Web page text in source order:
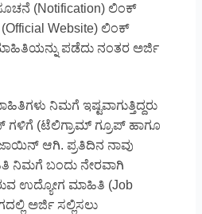
(Notification) ಲಿಂಕ್
Website) ಲಿಂಕ್
ಪಡೆದು ನಂತರ ಅರ್ಜಿ
ನಿಮಗೆ ಇಷ್ಟವಾಗುತ್ತಿದ್ದರು
ಗಳಿಗೆ (ಟೆಲಿಗ್ರಾಮ್ ಗ್ರೂಪ್ ಹಾಗೂ
ಜಾಯಿನ್ ಆಗಿ. ಪ್ರತಿದಿನ ನಾವು
ನಿಮಗೆ ಬಂದು ನೇರವಾಗಿ
ಉದ್ಯೋಗ ಮಾಹಿತಿ (Job
ಅರ್ಜಿ ಸಲ್ಲಿಸಲು